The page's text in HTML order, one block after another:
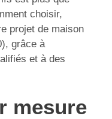
choisir,
projet de maison
grâce à
et à des
mesure